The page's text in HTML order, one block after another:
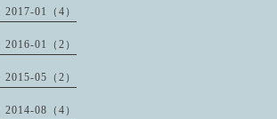
2017-01（4）
2016-01（2）
2015-05（2）
2014-08（4）